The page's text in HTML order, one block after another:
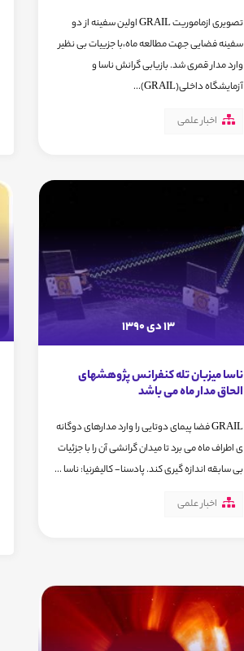
تصویری ازماموریت GRAIL اولین سفینه از دو
سفینه فضایی جهت مطالعه ماه،با جزییات بی نظیر
وارد مدار قمری شد. بازیابی گرانش ناسا و
آزمایشگاه داخلی(GRAIL)...
اخبار علمی
13 دی 1390
ناسا میزبان تله کنفرانس پژوهشهای
الحاق مدار ماه می باشد
GRAIL فضا پیمای دوتایی را وارد مدارهای دوگانه
ی اطراف ماه می برد تا میدان گرانشی آن را با جزئیات
بی سابقه اندازه گیری کند. پادسنا- کالیفرنیا: ناسا ...
اخبار علمی